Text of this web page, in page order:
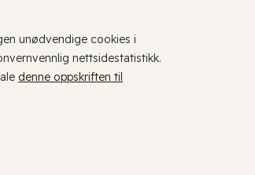
unødvendige cookies i
nettsidestatistikk.
denne oppskriften til